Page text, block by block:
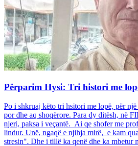
Përparim Hysi: Tri histori me
Po i shkruaj këto tri hsitori me lopë, për një
por dhe aq shoqërore. Para dy ditësh, në
njeri, paksa i veçantë. Ai qe shofer me
lindur. Unë, ngaqë e njihja mirë, e kam
stresin". Dhe i tillë ka qenë dhe ka mbetur